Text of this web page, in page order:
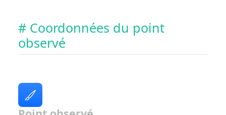
# Coordonnées du point
observé